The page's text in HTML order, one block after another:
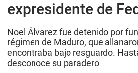
expresidente de
Noel Álvarez fue detenido por
régimen de Maduro, que
encontraba bajo resguardo.
desconoce su paradero